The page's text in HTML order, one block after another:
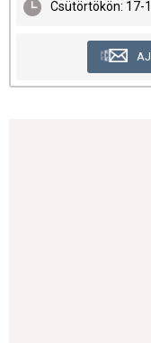
Csütörtökön: 17-